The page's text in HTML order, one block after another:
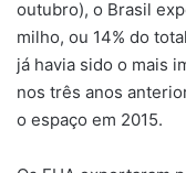
outubro), o Brasil
milho, ou 14% do
já havia sido o mais
nos três anos
o espaço em 2015.